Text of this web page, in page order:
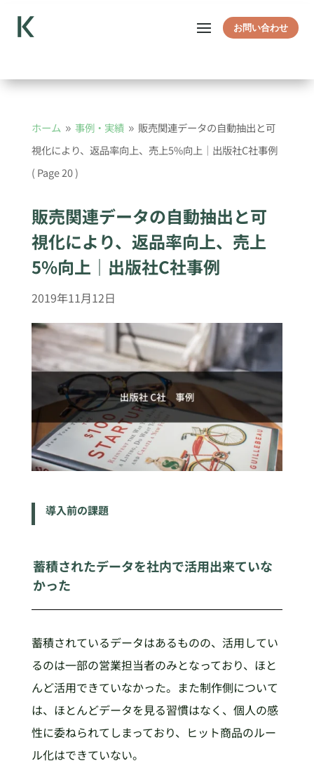
お問い合わせ
ホーム 9 事例・実績 9 販売関連データの自動抽出と可
視化により、返品率向上、売上5%向上｜出版社C社事例
( Page 20 )
販売関連データの自動抽出と可
視化により、返品率向上、売上
5%向上｜出版社C社事例
2019年11月12日
導入前の課題
蓄積されたデータを社内で活用出来ていな
かった
蓄積されているデータはあるものの、活用してい
るのは一部の営業担当者のみとなっており、ほと
んど活用できていなかった。また制作側について
は、ほとんどデータを見る習慣はなく、個人の感
性に委ねられてしまっており、ヒット商品のルー
ル化はできていない。